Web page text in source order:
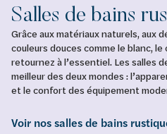
Salles de bains
Grâce aux matériaux naturels, aux
couleurs douces comme le blanc,
retournez à l’essentiel. Les salles
meilleur des deux mondes :
et le confort des équipement
Voir nos salles de bains